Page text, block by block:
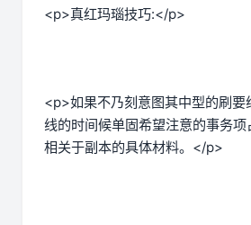
<p>真红玛瑙技巧:</p>
<p>如果不乃刻意图其中型的刷要
线的时间候单固希望注意的事务
相关于副本的具体材料。</p>